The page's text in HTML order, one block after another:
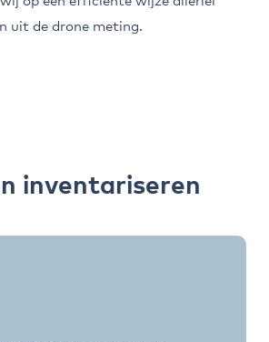
uit de drone meting.
inventariseren